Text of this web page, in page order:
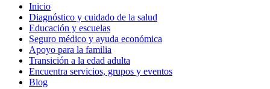
Inicio
Diagnóstico y cuidado de la salud
Educación y escuelas
Seguro médico y ayuda económica
Apoyo para la familia
Transición a la edad adulta
Encuentra servicios, grupos y eventos
Blog